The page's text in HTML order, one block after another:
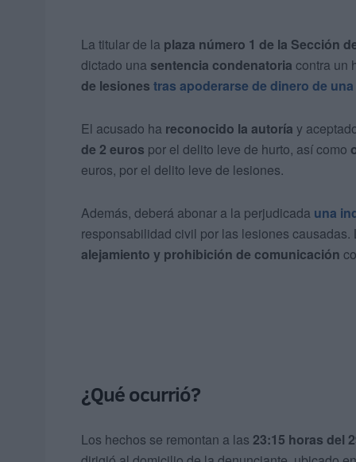
La titular de la plaza número 1 de la Sección
dictado una sentencia condenatoria contra un
de lesiones tras apoderarse de dinero de
El acusado ha reconocido la autoría y
de 2 euros por el delito leve de hurto, así como
euros, por el delito leve de lesiones.
Además, deberá abonar a la perjudicada una
responsabilidad civil por las lesiones
alejamiento y prohibición de comunicación
¿Qué ocurrió?
Los hechos se remontan a las 23:15 horas del